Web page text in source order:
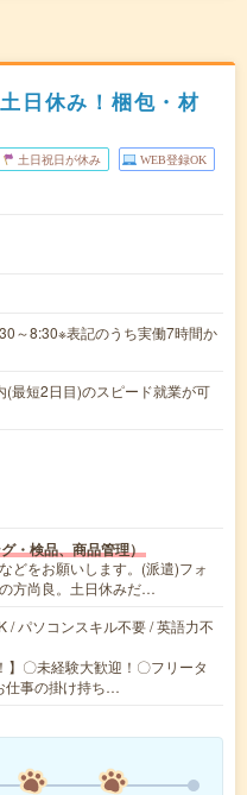
日休み！梱包・材
土日祝日が休み WEB登録OK
～8:30※表記のうち実働7時間か
最短2日目)のスピード就業が可
・検品、商品管理）
どをお願いします。(派遣)フォ
方尚良。土日休みだ…
/ パソコンスキル不要 / 英語力不
】〇未経験大歓迎！〇フリータ
事の掛け持ち…